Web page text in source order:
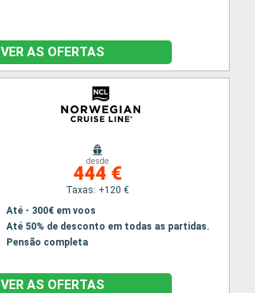
VER AS OFERTAS
desde
444 €
Taxas: +120 €
Até - 300€ em voos
Até 50% de desconto em todas as partidas.
Pensão completa
VER AS OFERTAS